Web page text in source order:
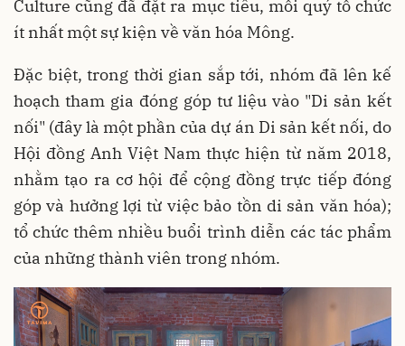
Culture cũng đã đặt ra mục tiêu, mỗi quý tổ chức
ít nhất một sự kiện về văn hóa Mông.
Đặc biệt, trong thời gian sắp tới, nhóm đã lên kế
hoạch tham gia đóng góp tư liệu vào "Di sản kết
nối" (đây là một phần của dự án Di sản kết nối, do
Hội đồng Anh Việt Nam thực hiện từ năm 2018,
nhằm tạo ra cơ hội để cộng đồng trực tiếp đóng
góp và hưởng lợi từ việc bảo tồn di sản văn hóa);
tổ chức thêm nhiều buổi trình diễn các tác phẩm
của những thành viên trong nhóm.